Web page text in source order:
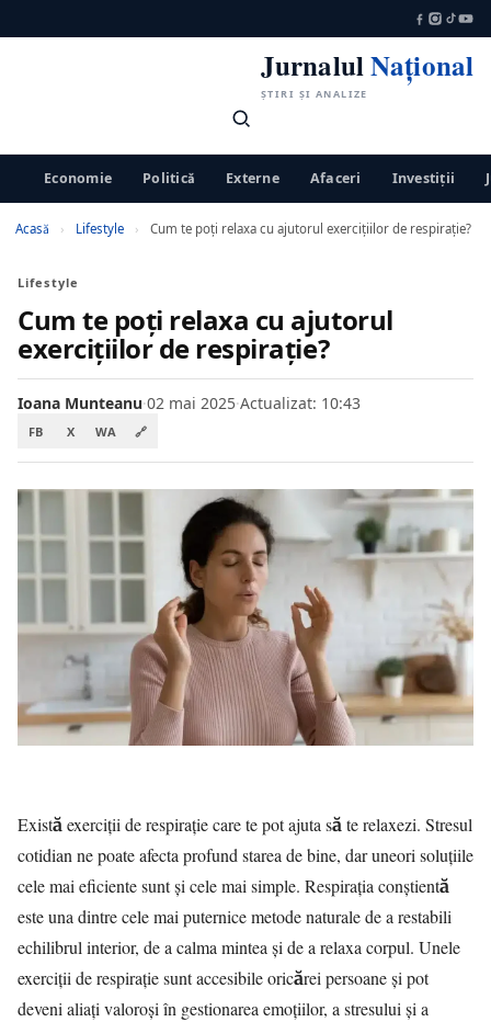
JurnalulNațional
ȘTIRI ȘI ANALIZE
Economie Politică Externe Afaceri Investiții
Acasă › Lifestyle › Cum te poţi relaxa cu ajutorul exercițiilor de respirație?
Lifestyle
Cum te poţi relaxa cu ajutorul
exercițiilor de respirație?
Ioana Munteanu·02 mai 2025·Actualizat: 10:43
FB X WA 🔗
Există exerciții de respirație care te pot ajuta să te relaxezi. Stresul
cotidian ne poate afecta profund starea de bine, dar uneori soluțiile
cele mai eficiente sunt și cele mai simple. Respirația conștientă
este una dintre cele mai puternice metode naturale de a restabili
echilibrul interior, de a calma mintea și de a relaxa corpul. Unele
exerciții de respirație sunt accesibile oricărei persoane și pot
deveni aliați valoroși în gestionarea emoțiilor, a stresului și a